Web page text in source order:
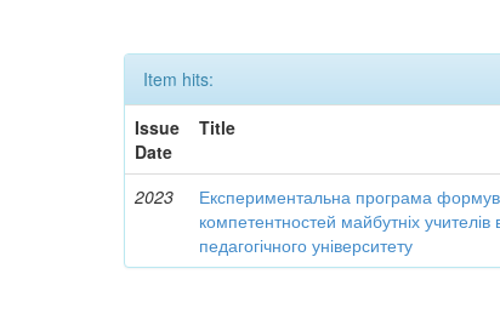
Item hits:
Issue
Date
Title
2023
Експериментальна програма
компетентностей майбутніх учителів
педагогічного університету